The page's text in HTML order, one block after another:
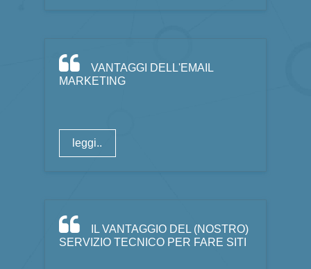
VANTAGGI DELL'EMAIL
MARKETING
leggi..
IL VANTAGGIO DEL (NOSTRO)
SERVIZIO TECNICO PER FARE SITI